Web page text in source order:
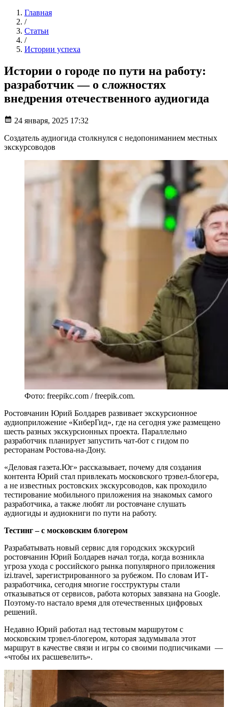
Главная
/
Статьи
/
Истории успеха
Истории о городе по пути на работу:
разработчик — о сложностях
внедрения отечественного аудиогида
24 января, 2025 17:32
Создатель аудиогида столкнулся с недопониманием местных
экскурсоводов
Фото: freepikc.com / freepik.com.
Ростовчанин Юрий Болдарев развивает экскурсионное
аудиоприложение «КиберГид», где на сегодня уже размещено
шесть разных экскурсионных проекта. Параллельно
разработчик планирует запустить чат-бот с гидом по
ресторанам Ростова-на-Дону.
«Деловая газета.Юг» рассказывает, почему для создания
контента Юрий стал привлекать московского трэвел-блогера,
а не известных ростовских экскурсоводов, как проходило
тестирование мобильного приложения на знакомых самого
разработчика, а также любят ли ростовчане слушать
аудиогиды и аудиокниги по пути на работу.
Тестинг – с московским блогером
Разрабатывать новый сервис для городских экскурсий
ростовчанин Юрий Болдарев начал тогда, когда возникла
угроза ухода с российского рынка популярного приложения
izi.travel, зарегистрированного за рубежом. По словам ИТ-
разработчика, сегодня многие госструктуры стали
отказываться от сервисов, работа которых завязана на Google.
Поэтому-то настало время для отечественных цифровых
решений.
Недавно Юрий работал над тестовым маршрутом с
московским трэвел-блогером, которая задумывала этот
маршрут в качестве связи и игры со своими подписчиками —
«чтобы их расшевелить».